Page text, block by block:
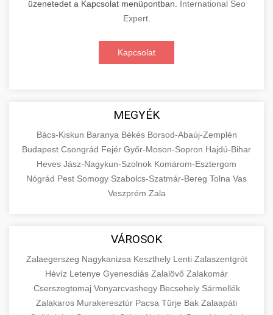
üzenetedet a Kapcsolat menüpontban. International Seo
Expert.
Kapcsolat
MEGYÉK
Bács-Kiskun Baranya Békés Borsod-Abaúj-Zemplén
Budapest Csongrád Fejér Győr-Moson-Sopron Hajdú-Bihar
Heves Jász-Nagykun-Szolnok Komárom-Esztergom
Nógrád Pest Somogy Szabolcs-Szatmár-Bereg Tolna Vas
Veszprém Zala
VÁROSOK
Zalaegerszeg Nagykanizsa Keszthely Lenti Zalaszentgrót
Hévíz Letenye Gyenesdiás Zalalövő Zalakomár
Cserszegtomaj Vonyarcvashegy Becsehely Sármellék
Zalakaros Murakeresztúr Pacsa Türje Bak Zalaapáti